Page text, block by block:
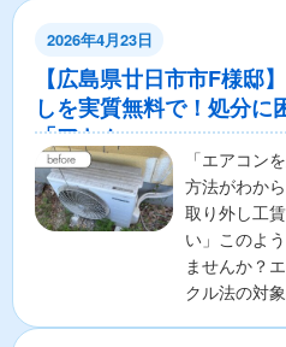
2026年4月23日
【広島県廿日市市F様邸
しを実質無料で！処分に
「アトム」
「エアコン
方法がわか
取り外し工
い」このよ
ませんか？
クル法の対